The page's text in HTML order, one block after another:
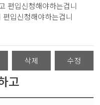
편입신청해야하는겁니
입신청해야하는겁니
삭제 수정
고